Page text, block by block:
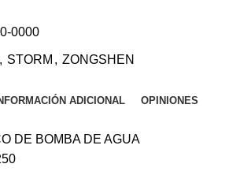
0000
, STORM , ZONGSHEN
ADICIONAL OPINIONES
DE BOMBA DE AGUA